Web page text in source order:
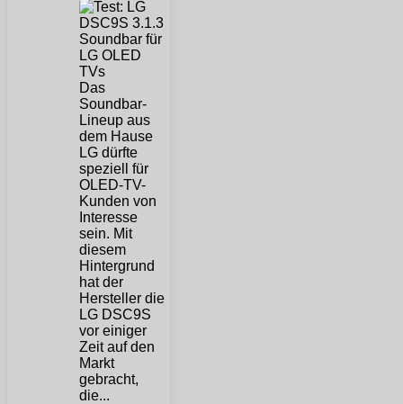
Das
Soundbar-
Lineup aus
dem Hause
LG dürfte
speziell für
OLED-TV-
Kunden von
Interesse
sein. Mit
diesem
Hintergrund
hat der
Hersteller die
LG DSC9S
vor einiger
Zeit auf den
Markt
gebracht,
die...